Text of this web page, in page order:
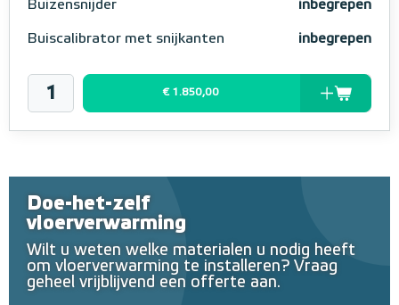
Buizensnijder inbegrepen
Buiscalibrator met snijkanten inbegrepen
€ 1.850,00
Doe-het-zelf
vloerverwarming
Wilt u weten welke materialen u nodig heeft
om vloerverwarming te installeren? Vraag
geheel vrijblijvend een offerte aan.